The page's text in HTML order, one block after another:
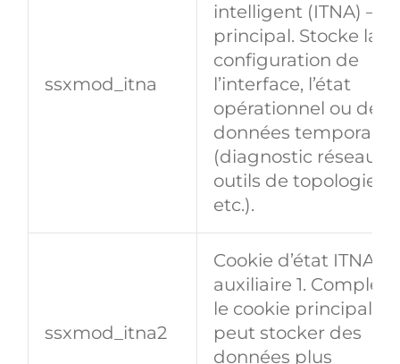
ssxmod_itna
intelligent (ITNA) —
principal. Stocke la
configuration de
l’interface, l’état
opérationnel ou des
données
(diagnostic réseau,
outils de topologie,
etc.).
ssxmod_itna2
Cookie d’état ITNA —
auxiliaire 1. Complète
le cookie principal ;
peut stocker des
données plus